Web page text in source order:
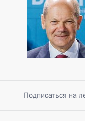
Подписаться на